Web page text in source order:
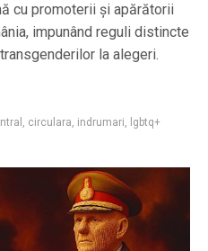
cu promoterii și apărătorii
impunând reguli distincte
la alegeri.
, circulara, indrumari, lgbtq+